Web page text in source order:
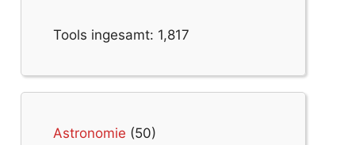
Tools ingesamt: 1,817
Astronomie (50)